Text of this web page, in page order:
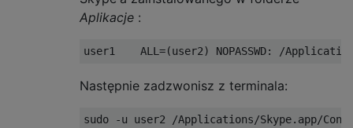
Aplikacje :
Następnie zadzwonisz z terminala: